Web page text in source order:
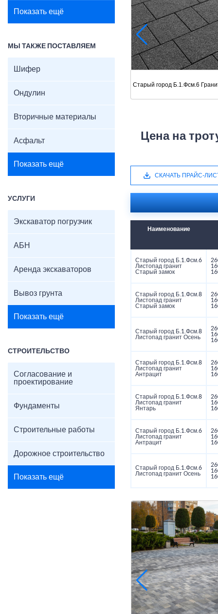
Показать ещё
МЫ ТАКЖЕ ПОСТАВЛЯЕМ
Шифер
Ондулин
Вторичные материалы
Асфальт
Показать ещё
УСЛУГИ
Экскаватор погрузчик
АБН
Аренда экскаваторов
Вывоз грунта
Показать ещё
СТРОИТЕЛЬСТВО
Согласование и
проектирование
Фундаменты
Строительные работы
Дорожное строительство
Показать ещё
Старый город Б.1.Фсм.6
Цена на
СКАЧАТЬ ПРАЙС-
Наименование
Старый город Б.1.Фсм.6
Листопад гранит
Старый замок
Старый город Б.1.Фсм.8
Листопад гранит
Старый замок
Старый город Б.1.Фсм.8
Листопад гранит Осень
Старый город Б.1.Фсм.8
Листопад гранит
Антрацит
Старый город Б.1.Фсм.8
Листопад гранит
Янтарь
Старый город Б.1.Фсм.6
Листопад гранит
Антрацит
Старый город Б.1.Фсм.6
Листопад гранит Осень